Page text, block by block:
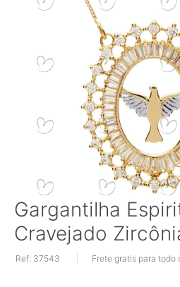
imagens
Saltar
para
o
da
Gargantilha
Cravejado
Ref: 37543 Frete gratis para todo